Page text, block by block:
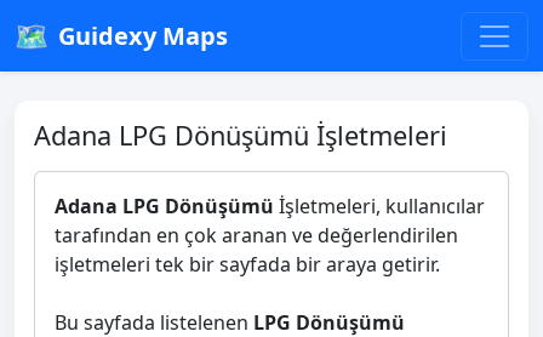
🗺️ Guidexy Maps
Adana LPG Dönüşümü İşletmeleri
Adana LPG Dönüşümü İşletmeleri, kullanıcılar
tarafından en çok aranan ve değerlendirilen
işletmeleri tek bir sayfada bir araya getirir.
Bu sayfada listelenen LPG Dönüşümü